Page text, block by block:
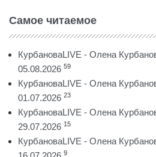
Самое читаемое
КурбановаLIVE - Олена
05.08.2026 59
КурбановаLIVE - Олена
01.07.2026 23
КурбановаLIVE - Олена
29.07.2026 15
КурбановаLIVE - Олена
9